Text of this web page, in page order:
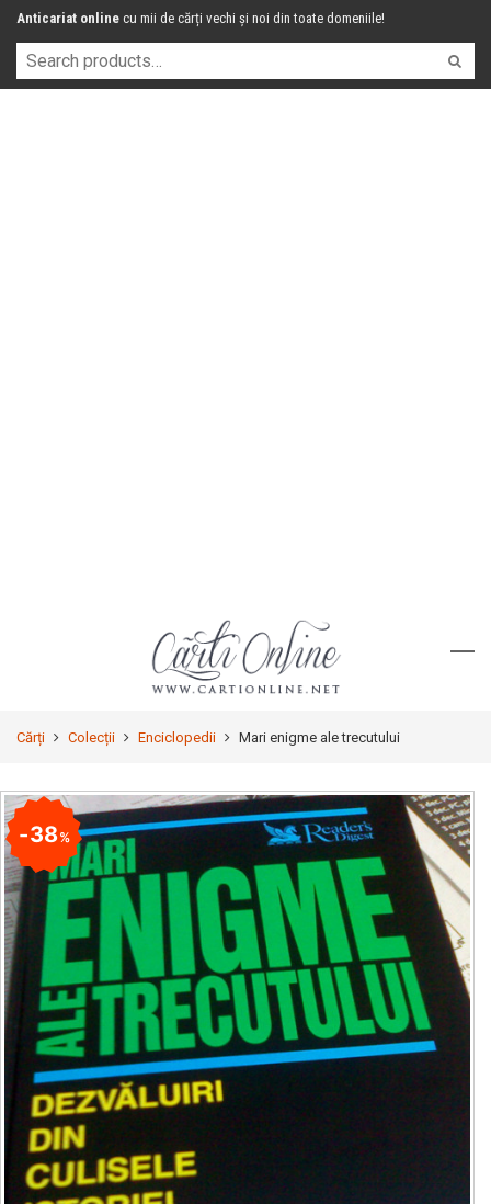
Anticariat online cu mii de cărți vechi și noi din toate domeniile!
Cărți Colecții Enciclopedii Mari enigme ale trecutului
38%